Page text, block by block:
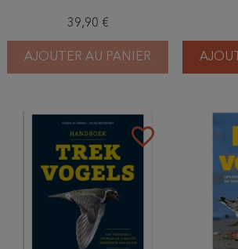
39,90 €
AJOUTER AU PANIER
favorite_border